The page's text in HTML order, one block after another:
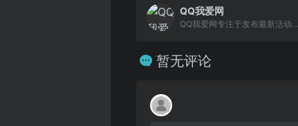
QQ我爱网
QQ我爱网专注于发布最新活动...
暂无评论